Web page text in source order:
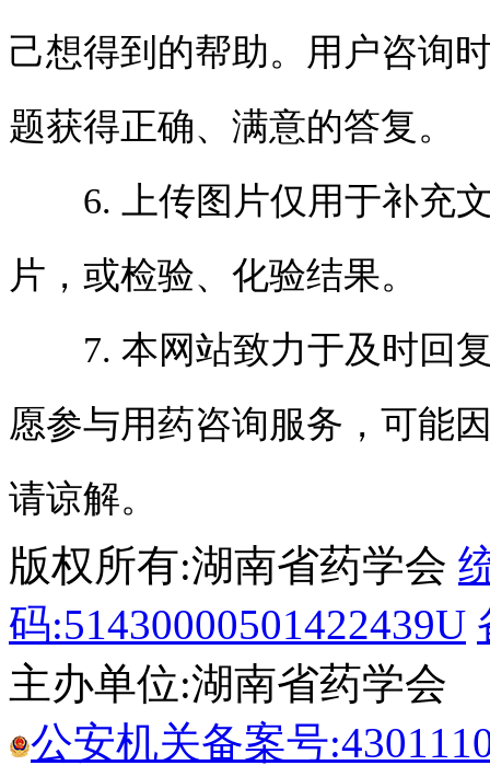
己想得到的帮助。用户咨询
题获得正确、满意的答复。
6. 上传图片仅用于补充文
片，或检验、化验结果。
7. 本网站致力于及时回复
愿参与用药咨询服务，可能
请谅解。
版权所有:湖南省药学会
码:51430000501422439U
主办单位:湖南省药学会
公安机关备案号